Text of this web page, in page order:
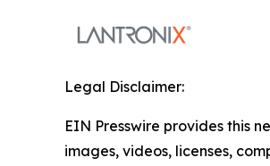
Legal Disclaimer:
EIN Presswire provides this
images, videos, licenses,